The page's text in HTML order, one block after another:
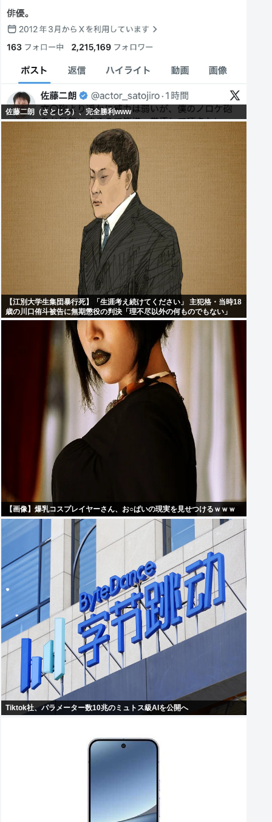
佐藤二朗（さとじろ）、完全勝利www
【江別大学生集団暴行死】「生涯考え続けてください」 主犯格・当時18
歳の川口侑斗被告に無期懲役の判決「理不尽以外の何ものでもない」
【画像】爆乳コスプレイヤーさん、お○ぱいの現実を見せつけるｗｗｗ
Tiktok社、パラメーター数10兆のミュトス級AIを公開へ